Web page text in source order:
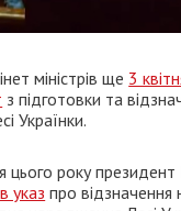
міністрів ще 3
з підготовки та
Українки.
цього року
указ про